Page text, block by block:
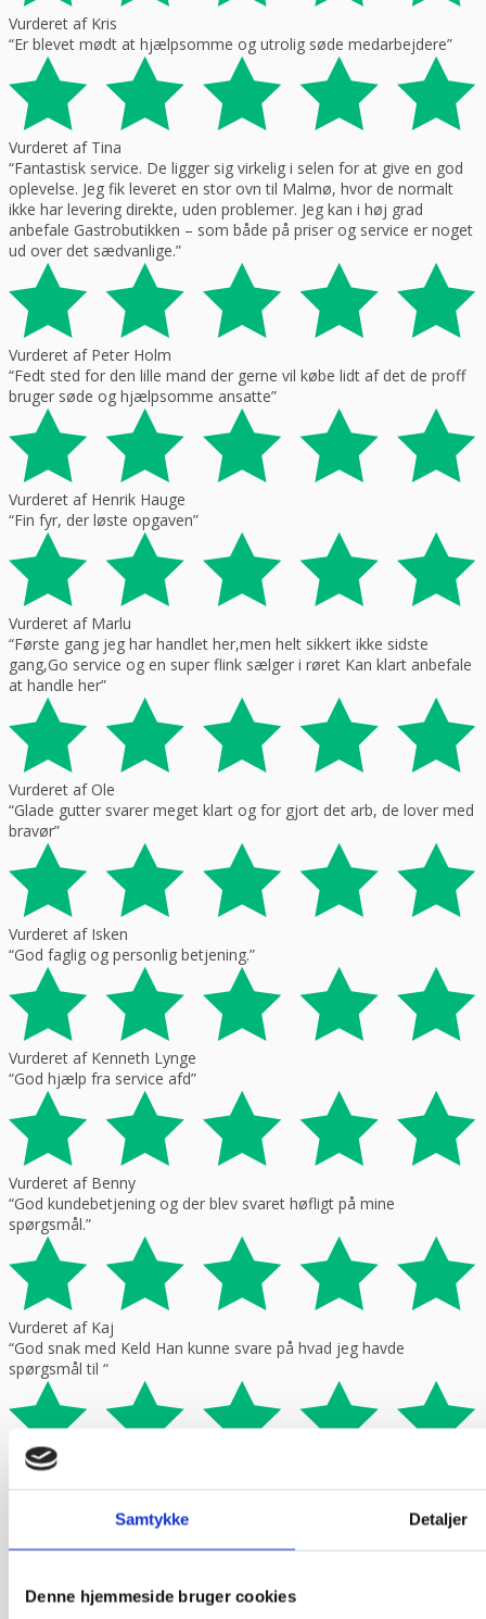
Samtykke Detaljer
Denne hjemmeside bruger cookies
Vurderet af Kris
“Er blevet mødt at hjælpsomme og utrolig søde medarbejdere”
Vurderet af Tina
“Fantastisk service. De ligger sig virkelig i selen for at give en god
oplevelse. Jeg fik leveret en stor ovn til Malmø, hvor de normalt
ikke har levering direkte, uden problemer. Jeg kan i høj grad
anbefale Gastrobutikken – som både på priser og service er noget
ud over det sædvanlige.”
Vurderet af Peter Holm
“Fedt sted for den lille mand der gerne vil købe lidt af det de proff
bruger søde og hjælpsomme ansatte”
Vurderet af Henrik Hauge
“Fin fyr, der løste opgaven”
Vurderet af Marlu
“Første gang jeg har handlet her,men helt sikkert ikke sidste
gang,Go service og en super flink sælger i røret Kan klart anbefale
at handle her”
Vurderet af Ole
“Glade gutter svarer meget klart og for gjort det arb, de lover med
bravør”
Vurderet af Isken
“God faglig og personlig betjening.”
Vurderet af Kenneth Lynge
“God hjælp fra service afd”
Vurderet af Benny
“God kundebetjening og der blev svaret høfligt på mine
spørgsmål.”
Vurderet af Kaj
“God snak med Keld Han kunne svare på hvad jeg havde
spørgsmål til “
Vurderet af Jeanette
“Har købt mange maskiner og fået god hjælp når der har været
problemer. Gode priser, mm.”